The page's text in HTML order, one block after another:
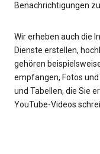
Benachrichtigungen
Wir erheben auch die
Dienste erstellen,
gehören
empfangen, Fotos
und Tabellen, die Sie
YouTube-Videos